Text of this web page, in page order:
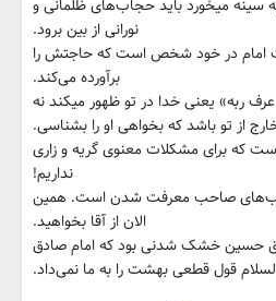
میخورد باید حجاب‌های ظلمانی و
نورانی از بین برود.
امام در خود شخص است که حاجتش را
برآورده می‌کند.
ربه» یعنی خدا در تو ظهور میکند نه
از تو باشد که بخواهی او را بشناسی.
که برای مشکلات معنوی گریه و زاری
نداریم!
صاحب معرفت شدن است. همین
الان از آقا بخواهید.
حسین خشک شدنی بود که امام صادق
قول قطعی بهشت را به ما نمی‌داد.